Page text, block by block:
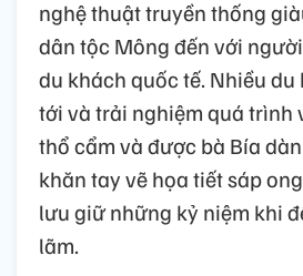
nghệ thuật truyền thống
dân tộc Mông đến với
du khách quốc tế. Nhiều
tới và trải nghiệm quá trình
thổ cẩm và được bà Bía
khăn tay vẽ họa tiết sáp
lưu giữ những kỷ niệm khi
lãm.